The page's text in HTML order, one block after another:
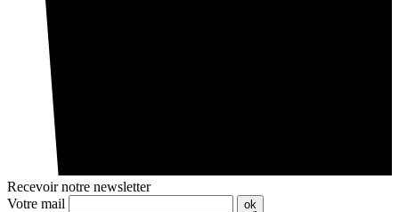
Recevoir notre newsletter
Votre mail
ok